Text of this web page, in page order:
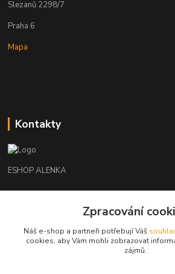
Slezanů 2298/7
Praha 6
Mapa
Kontakty
ESHOP ALENKA
+420602541312
orechovka@inmes.cz
Zpracování
Náš e-shop a partneři potřebují Váš
cookies, aby Vám mohli zobrazovat
zájmů.